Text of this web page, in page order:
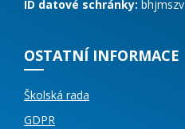
ID datové schránky: bhjmszv
OSTATNÍ INFORMACE
Školská rada
GDPR